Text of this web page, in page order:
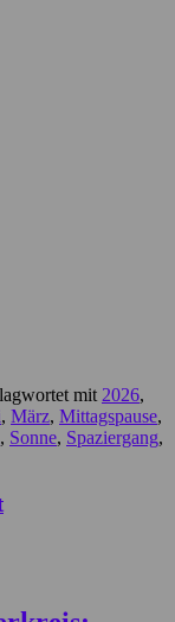
mit 2026,
, März, Mittagspause,
, Sonne, Spaziergang,